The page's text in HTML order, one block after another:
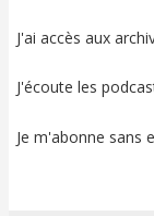
J'ai accès aux
J'écoute les
Je m'abonne sans